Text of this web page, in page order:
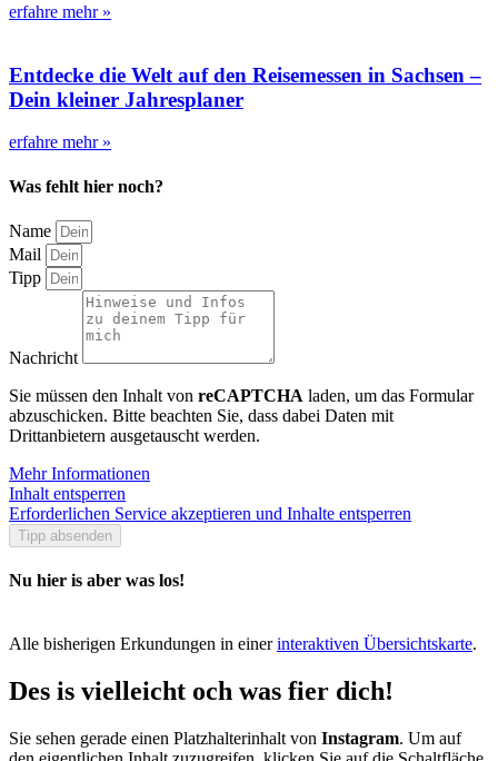
erfahre mehr »
Entdecke die Welt auf den Reisemessen in Sachsen –
Dein kleiner Jahresplaner
erfahre mehr »
Was fehlt hier noch?
Name
Mail
Tipp
Nachricht
Sie müssen den Inhalt von reCAPTCHA laden, um das Formular
abzuschicken. Bitte beachten Sie, dass dabei Daten mit
Drittanbietern ausgetauscht werden.
Mehr Informationen
Inhalt entsperren
Erforderlichen Service akzeptieren und Inhalte entsperren
Tipp absenden
Nu hier is aber was los!
Alle bisherigen Erkundungen in einerinteraktiven Übersichtskarte.
Des is vielleicht och was fier dich!
Sie sehen gerade einen Platzhalterinhalt von Instagram. Um auf